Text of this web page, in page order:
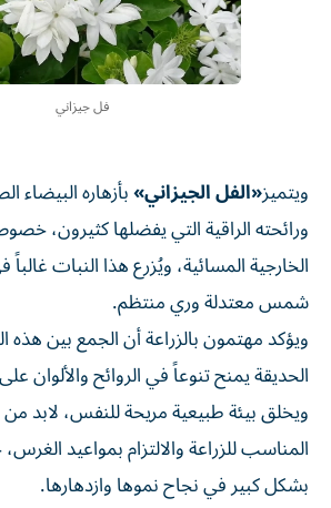
فل جيزاني
ويتميز«الفل الجيزاني»بأزهاره البيضاء
ورائحته الراقية التي يفضلها كثيرون،
الخارجية المسائية، ويُزرع هذا النبات غالباً
شمس معتدلة وري منتظم.
ويؤكد مهتمون بالزراعة أن الجمع بين هذه
الحديقة يمنح تنوعاً في الروائح والألوان
ويخلق بيئة طبيعية مريحة للنفس، لابد من
المناسب للزراعة والالتزام بمواعيد
بشكل كبير في نجاح نموها وازدهارها.